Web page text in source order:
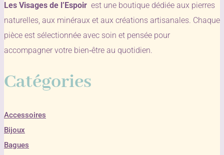
Les Visages de l’Espoir est une boutique dédiée aux pierres
naturelles, aux minéraux et aux créations artisanales. Chaque
pièce est sélectionnée avec soin et pensée pour
accompagner votre bien‑être au quotidien.
Catégories
Accessoires
Bijoux
Bagues